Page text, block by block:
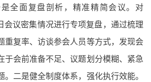
全面复盘剖析，精准精简会议。对
会议密集情况进行专项复盘，通过梳理
重复率、访谈参会人员等方式，发现会
于会前准备不足、议题划分模糊、紧急
二是健全制度体系，强化执行效能。